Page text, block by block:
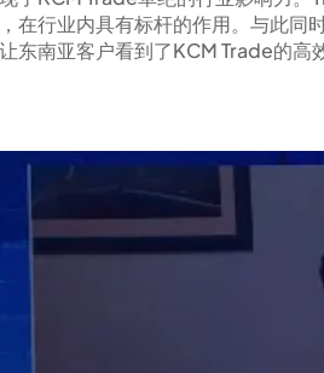
在行业内具有标杆的作用。与此
东南亚客户看到了KCM Trade的